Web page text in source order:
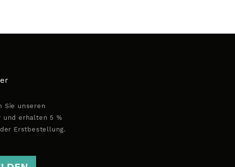
Sie unseren
und erhalten 5 %
Erstbestellung.